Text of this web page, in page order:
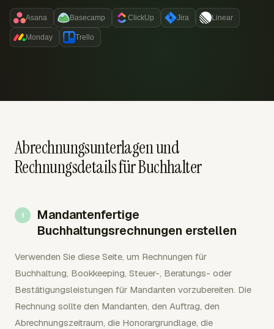
Asana Basecamp ClickUp Jira Linear
Monday Trello
Abrechnungsunterlagen und
Rechnungsdetails für Buchhalter
Mandantenfertige
Buchhaltungsrechnungen erstellen
Verwenden Sie diese Seite, um Rechnungen für
Buchhaltung, Bookkeeping, Steuer-, Beratungs- oder
Bestätigungsleistungen für Mandanten vorzubereiten. Die
Rechnung sollte den Mandanten, den Auftrag, den
Abrechnungszeitraum, die Honorargrundlage, die